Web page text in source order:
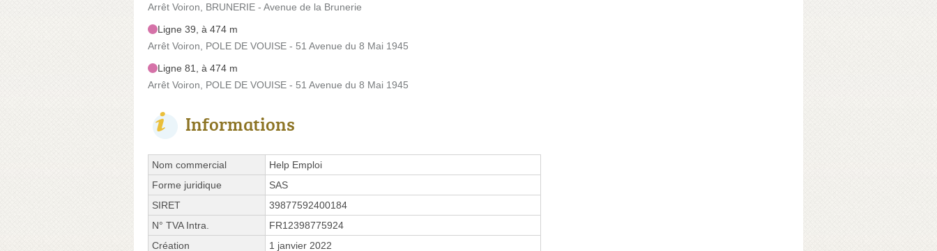
Arrêt Voiron, BRUNERIE - Avenue de la Brunerie
Ligne 39, à 474 m
Arrêt Voiron, POLE DE VOUISE - 51 Avenue du 8 Mai 1945
Ligne 81, à 474 m
Arrêt Voiron, POLE DE VOUISE - 51 Avenue du 8 Mai 1945
Informations
Nom commercial
Help Emploi
Forme juridique
SAS
SIRET
39877592400184
N° TVA Intra.
FR12398775924
Création
1 janvier 2022